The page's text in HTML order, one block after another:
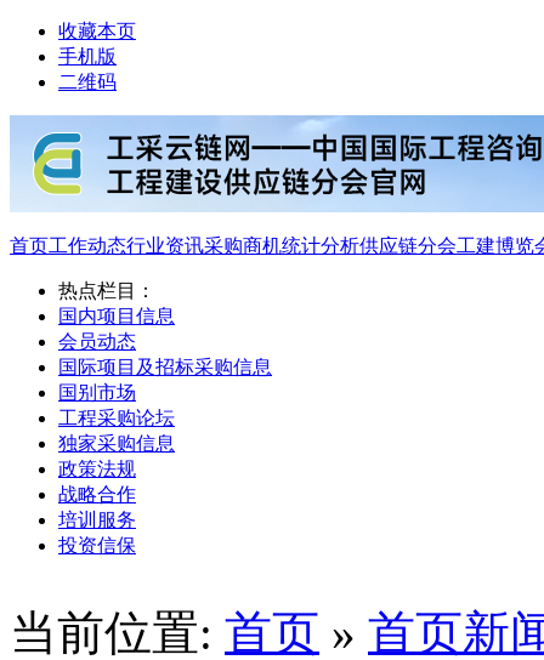
收藏本页
手机版
二维码
首页工作动态行业资讯采购商机统计分析供应链分会工建博览
热点栏目：
国内项目信息
会员动态
国际项目及招标采购信息
国别市场
工程采购论坛
独家采购信息
政策法规
战略合作
培训服务
投资信保
当前位置: 首页 » 首页新